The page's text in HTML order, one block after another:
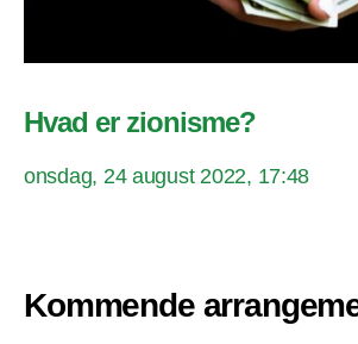
Hvad er zionisme?
onsdag, 24 august 2022, 17:48
Kommende